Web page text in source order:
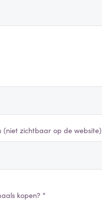
(niet zichtbaar op de website)
kopen? *